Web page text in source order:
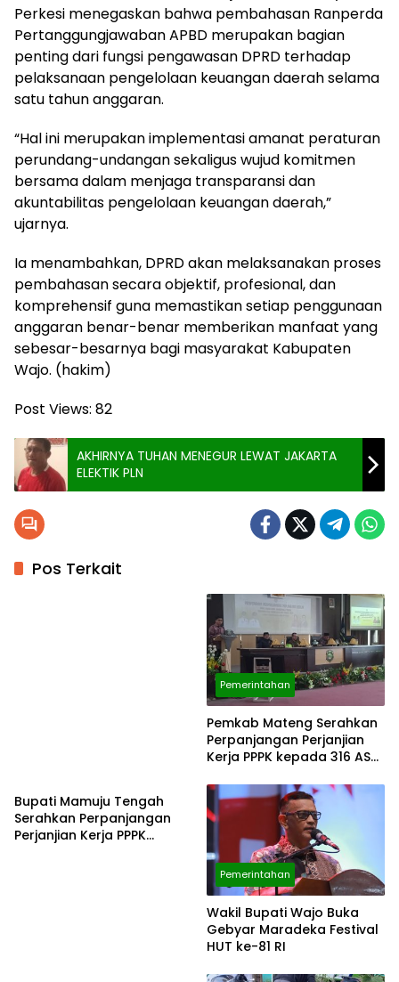
Perkesi menegaskan bahwa pembahasan Ranperda
Pertanggungjawaban APBD merupakan bagian
penting dari fungsi pengawasan DPRD terhadap
pelaksanaan pengelolaan keuangan daerah selama
satu tahun anggaran.
“Hal ini merupakan implementasi amanat peraturan
perundang-undangan sekaligus wujud komitmen
bersama dalam menjaga transparansi dan
akuntabilitas pengelolaan keuangan daerah,”
ujarnya.
Ia menambahkan, DPRD akan melaksanakan proses
pembahasan secara objektif, profesional, dan
komprehensif guna memastikan setiap penggunaan
anggaran benar-benar memberikan manfaat yang
sebesar-besarnya bagi masyarakat Kabupaten
Wajo. (hakim)
Post Views: 82
AKHIRNYA TUHAN MENEGUR LEWAT JAKARTA
ELEKTIK PLN
Pos Terkait
Pemerintahan
Pemerintahan
Pemkab Mateng Serahkan
Perpanjangan Perjanjian
Kerja PPPK kepada 316 ASN
Bupati Mamuju Tengah
Serahkan Perpanjangan
Perjanjian Kerja PPPK
Pemerintahan
Wakil Bupati Wajo Buka
Gebyar Maradeka Festival
HUT ke-81 RI